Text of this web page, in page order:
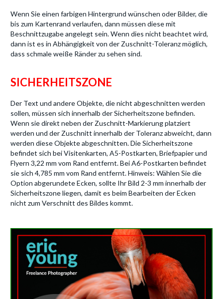
Wenn Sie einen farbigen Hintergrund wünschen oder Bilder, die
bis zum Kartenrand verlaufen, dann müssen diese mit
Beschnittzugabe angelegt sein. Wenn dies nicht beachtet wird,
dann ist es in Abhängigkeit von der Zuschnitt-Toleranz möglich,
dass schmale weiße Ränder zu sehen sind.
SICHERHEITSZONE
Der Text und andere Objekte, die nicht abgeschnitten werden
sollen, müssen sich innerhalb der Sicherheitszone befinden.
Wenn sie direkt neben der Zuschnitt-Markierung platziert
werden und der Zuschnitt innerhalb der Toleranz abweicht, dann
werden diese Objekte abgeschnitten. Die Sicherheitszone
befindet sich bei Visitenkarten, A5-Postkarten, Briefpapier und
Flyern 3,22 mm vom Rand entfernt. Bei A6-Postkarten befindet
sie sich 4,785 mm vom Rand entfernt. Hinweis: Wählen Sie die
Option abgerundete Ecken, sollte Ihr Bild 2-3 mm innerhalb der
Sicherheitszone liegen, damit es beim Bearbeiten der Ecken
nicht zum Verschnitt des Bildes kommt.